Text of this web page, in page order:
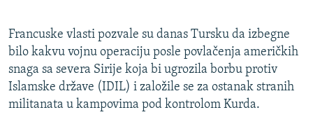
POST SCRIPTUM
MOJA EVROPA
TRI DECENIJE OD RATA U BIH
SVE KARTE DEJTONA
Francuske vlasti pozvale su danas Tursku da izbegne
bilo kakvu vojnu operaciju posle povlačenja američkih
snaga sa severa Sirije koja bi ugrozila borbu protiv
Islamske države (IDIL) i založile se za ostanak stranih
militanata u kampovima pod kontrolom Kurda.